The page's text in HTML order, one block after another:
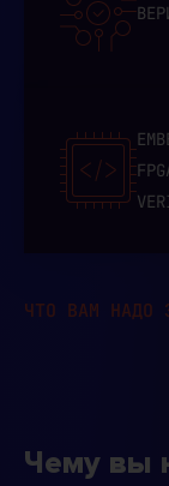
ЧТО ВАМ НАДО
Чему вы